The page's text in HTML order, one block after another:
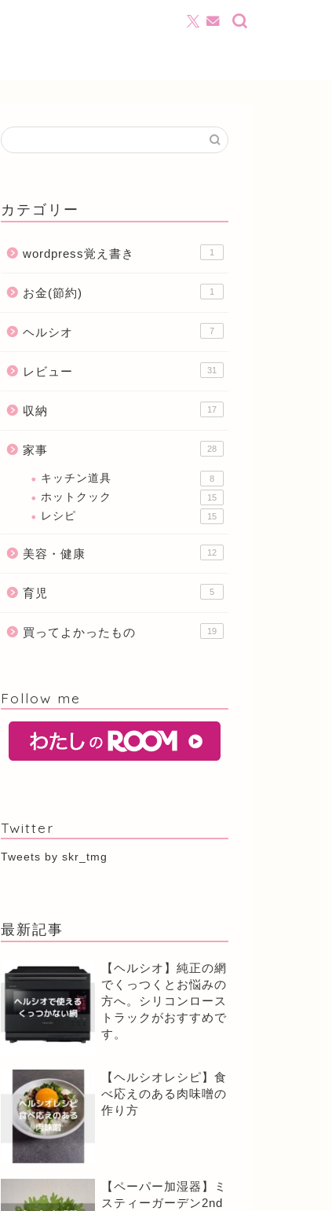
カテゴリー
wordpress覚え書き 1
お金(節約) 1
ヘルシオ 7
レビュー 31
収納 17
家事 28
キッチン道具 8
ホットクック 15
レシピ 15
美容・健康 12
育児 5
買ってよかったもの 19
Follow me
Twitter
Tweets by skr_tmg
最新記事
【ヘルシオ】純正の網
でくっつくとお悩みの
方へ。シリコンロース
トラックがおすすめで
す。
【ヘルシオレシピ】食
べ応えのある肉味噌の
作り方
【ペーパー加湿器】ミ
スティーガーデン2nd